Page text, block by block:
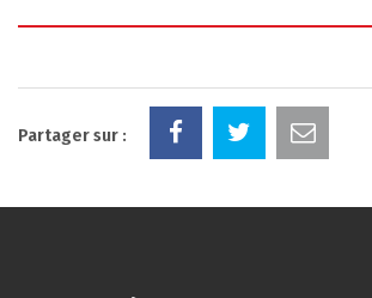
Partager sur :